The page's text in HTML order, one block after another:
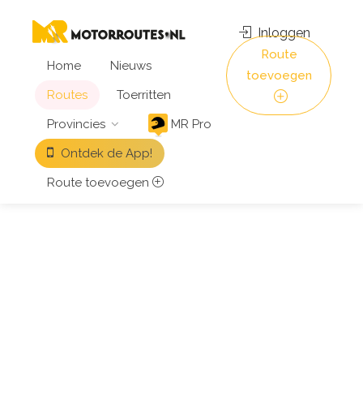
Home
Nieuws
Routes
Toerritten
Provincies
MR Pro
Ontdek de App!
Route toevoegen
Inloggen
Route
toevoegen